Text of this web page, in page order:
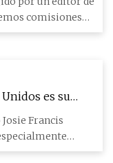
es su
Francis